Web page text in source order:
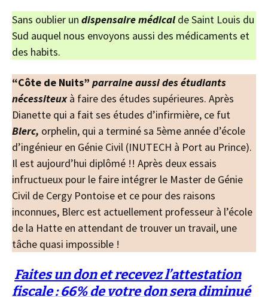
Sans oublier un dispensaire médicalde Saint Louis du
Sud auquel nous envoyons aussi des médicaments et
des habits.
“Côte de Nuits” parraine aussi des étudiants
nécessiteuxà faire des études supérieures. Après
Dianette qui a fait ses études d’infirmière, ce fut
Blerc, orphelin, qui a terminé sa 5ème année d’école
d’ingénieur en Génie Civil (INUTECH à Port au Prince).
Il est aujourd’hui diplômé !! Après deux essais
infructueux pour le faire intégrer le Master de Génie
Civil de Cergy Pontoise et ce pour des raisons
inconnues, Blerc est actuellement professeur à l’école
de la Hatte en attendant de trouver un travail, une
tâche quasi impossible !
Faites un don et recevez l’attestation
fiscale : 66% de votre don sera diminué